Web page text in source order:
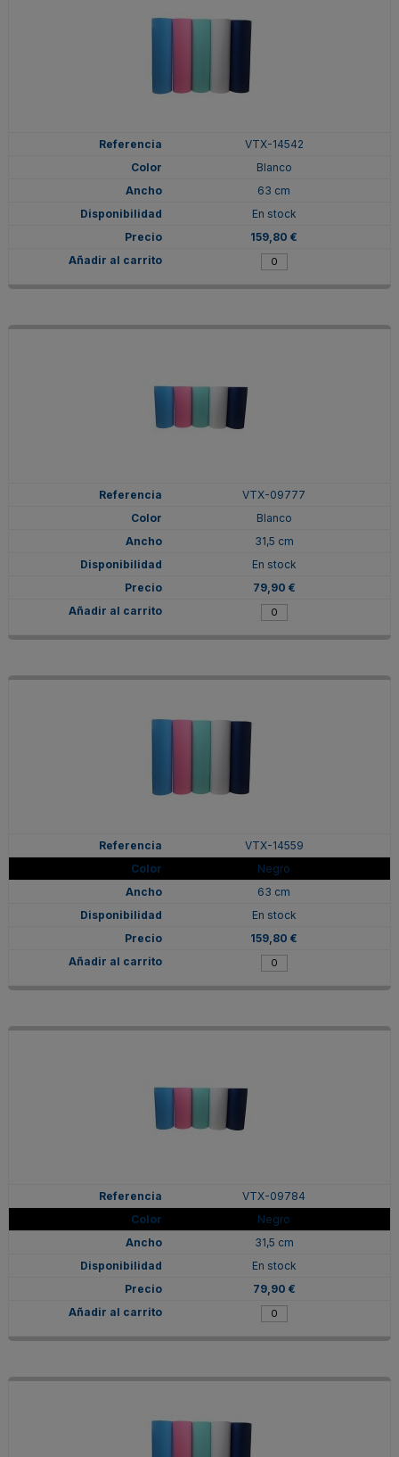
VTX-14542
Blanco
63 cm
En stock
159,80 €
VTX-09777
Blanco
31,5 cm
En stock
79,90 €
VTX-14559
Negro
63 cm
En stock
159,80 €
VTX-09784
Negro
31,5 cm
En stock
79,90 €